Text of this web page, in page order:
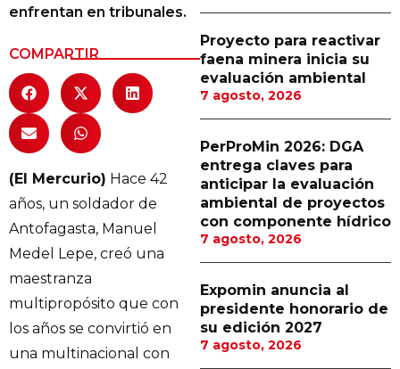
Canal Digital
Columnas de Opinión
Designaciones
Calendario de Eventos
Siguenos
enfrentan en tribunales.
COMPARTIR
(El Mercurio) Hace 42
años, un soldador de
Antofagasta, Manuel
Medel Lepe, creó una
maestranza
multipropósito que con
los años se convirtió en
una multinacional con
Proyecto para reactivar
faena minera inicia su
evaluación ambiental
7 agosto, 2026
PerProMin 2026: DGA
entrega claves para
anticipar la evaluación
ambiental de proyectos
con componente hídrico
7 agosto, 2026
Expomin anuncia al
presidente honorario de
su edición 2027
7 agosto, 2026